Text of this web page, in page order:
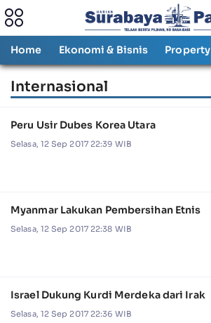
Home Ekonomi & Bisnis Property
Internasional
Peru Usir Dubes Korea Utara
Selasa, 12 Sep 2017 22:39 WIB
Myanmar Lakukan Pembersihan Etnis
Selasa, 12 Sep 2017 22:38 WIB
Israel Dukung Kurdi Merdeka dari Irak
Selasa, 12 Sep 2017 22:36 WIB